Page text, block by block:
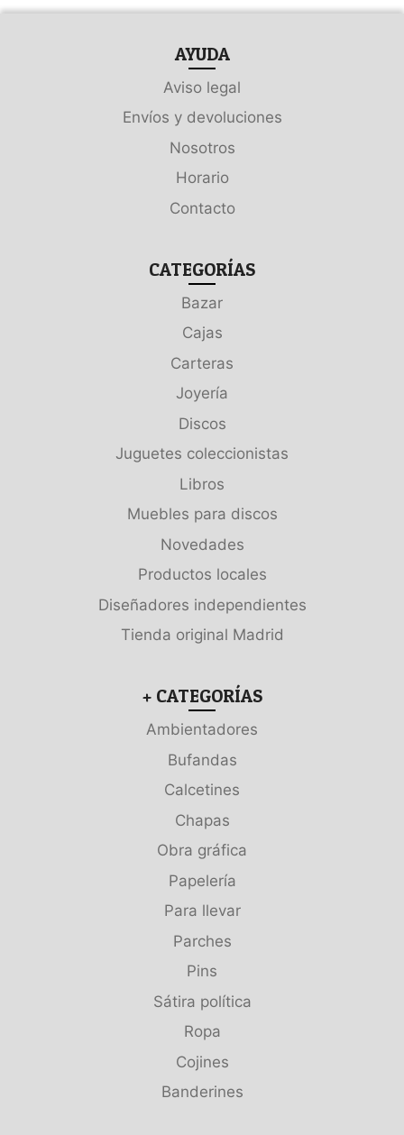
AYUDA
Aviso legal
Envíos y devoluciones
Nosotros
Horario
Contacto
CATEGORÍAS
Bazar
Cajas
Carteras
Joyería
Discos
Juguetes coleccionistas
Libros
Muebles para discos
Novedades
Productos locales
Diseñadores independientes
Tienda original Madrid
+ CATEGORÍAS
Ambientadores
Bufandas
Calcetines
Chapas
Obra gráfica
Papelería
Para llevar
Parches
Pins
Sátira política
Ropa
Cojines
Banderines